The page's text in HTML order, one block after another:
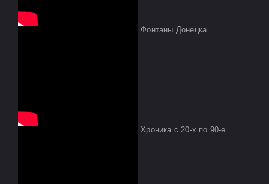
Фонтаны Донецка
Хроника с 20-х по 90-е